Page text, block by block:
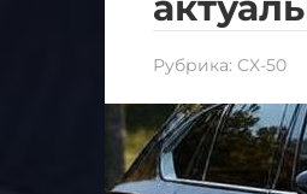
Рубрика: CX-50